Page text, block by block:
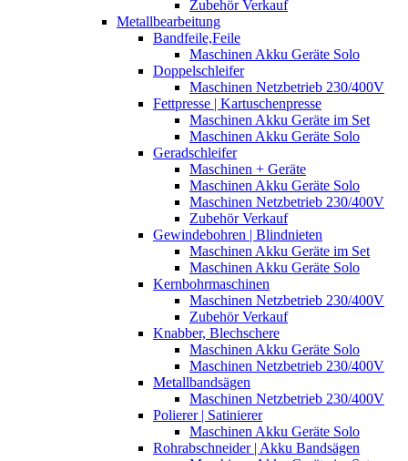
Zubehör Verkauf
Metallbearbeitung
Bandfeile,Feile
Maschinen Akku Geräte Solo
Doppelschleifer
Maschinen Netzbetrieb 230/400V
Fettpresse | Kartuschenpresse
Maschinen Akku Geräte im Set
Maschinen Akku Geräte Solo
Geradschleifer
Maschinen + Geräte
Maschinen Akku Geräte Solo
Maschinen Netzbetrieb 230/400V
Zubehör Verkauf
Gewindebohren | Blindnieten
Maschinen Akku Geräte im Set
Maschinen Akku Geräte Solo
Kernbohrmaschinen
Maschinen Netzbetrieb 230/400V
Zubehör Verkauf
Knabber, Blechschere
Maschinen Akku Geräte Solo
Maschinen Netzbetrieb 230/400V
Metallbandsägen
Maschinen Netzbetrieb 230/400V
Polierer | Satinierer
Maschinen Akku Geräte Solo
Rohrabschneider | Akku Bandsägen